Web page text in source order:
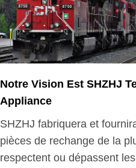
Notre Vision Est SHZHJ
Appliance
SHZHJ fabriquera et
pièces de rechange de la
respectent ou dépassent